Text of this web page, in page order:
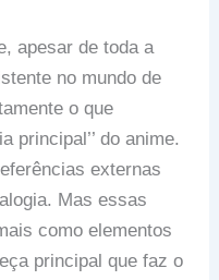
apesar de toda a
no mundo de
o que
principal’’ do anime.
externas
Mas essas
como elementos
principal que faz o